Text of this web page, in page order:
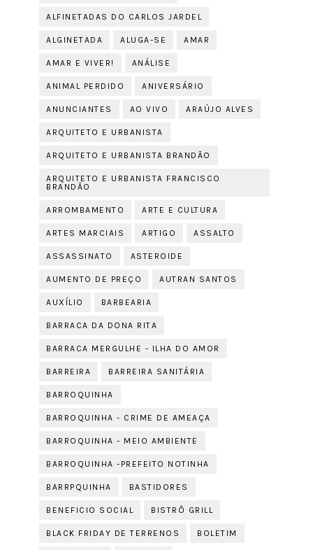
ALFINETADAS DO CARLOS JARDEL
ALGINETADA ALUGA-SE AMAR
AMAR E VIVER! ANÁLISE
ANIMAL PERDIDO ANIVERSÁRIO
ANUNCIANTES AO VIVO ARAÚJO ALVES
ARQUITETO E URBANISTA
ARQUITETO E URBANISTA BRANDÃO
ARQUITETO E URBANISTA FRANCISCO
BRANDÃO
ARROMBAMENTO ARTE E CULTURA
ARTES MARCIAIS ARTIGO ASSALTO
ASSASSINATO ASTEROIDE
AUMENTO DE PREÇO AUTRAN SANTOS
AUXÍLIO BARBEARIA
BARRACA DA DONA RITA
BARRACA MERGULHE - ILHA DO AMOR
BARREIRA BARREIRA SANITÁRIA
BARROQUINHA
BARROQUINHA - CRIME DE AMEAÇA
BARROQUINHA - MEIO AMBIENTE
BARROQUINHA -PREFEITO NOTINHA
BARRPQUINHA BASTIDORES
BENEFICIO SOCIAL BISTRÔ GRILL
BLACK FRIDAY DE TERRENOS BOLETIM